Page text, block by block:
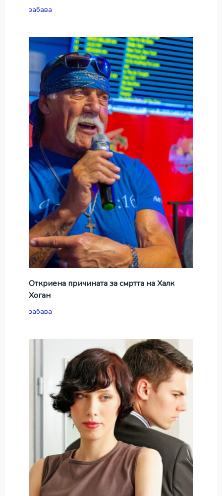
забава
Откриена причината за смртта на Халк
Хоган
забава